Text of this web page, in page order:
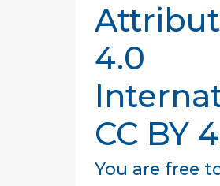
4.0
CC BY
You are free